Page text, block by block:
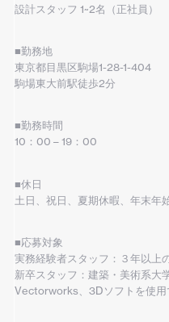
設計スタッフ 1~2名（正社員）
■勤務地
東京都目黒区駒場1-28-1-404
駒場東大前駅徒歩2分
■勤務時間
10：00 – 19：00
■休日
土日、祝日、夏期休暇、年末年
■応募対象
実務経験者スタッフ：３年以上
新卒スタッフ：建築・美術系大
Vectorworks、3Dソフトを使用